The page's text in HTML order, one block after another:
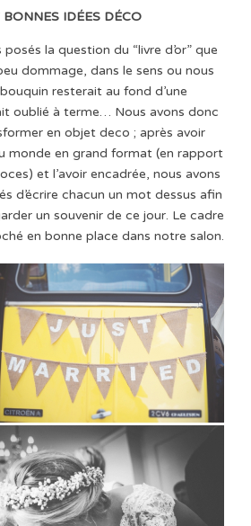
BONNES IDÉES DÉCO
la question du “livre d’or” que
dommage, dans le sens ou nous
resterait au fond d’une
oublié à terme… Nous avons donc
en objet deco ; après avoir
monde en grand format (en rapport
et l’avoir encadrée, nous avons
d’écrire chacun un mot dessus afin
un souvenir de ce jour. Le cadre
en bonne place dans notre salon.